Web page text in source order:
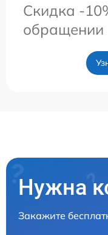
Скидка -
обращении
Нужна
Закажите